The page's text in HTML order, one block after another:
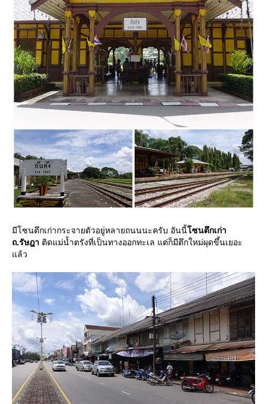
มีโซนตึกเก่ากระจายตัวอยู่หลายถนนนะครับ อันนี้ซนตึกเก่า
ถ.รัษฎา ติดแม่น้ำตรังที่เป็นทางออกทะเล แต่ก็มีตึกใหม่ผุดขึ้นเยอะ
ล้ว